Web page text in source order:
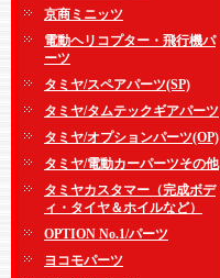
京商ミニッツ
電動ヘリコプター・飛行機パ
ーツ
タミヤ/スペアパーツ(SP)
タミヤ/タムテックギアパーツ
タミヤ/オプションパーツ(OP)
タミヤ/電動カーパーツその他
タミヤカスタマー（完成ボデ
ィ・タイヤ＆ホイルなど）
OPTION No.1/パーツ
ヨコモパーツ